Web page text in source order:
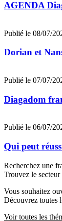
AGENDA
Publié le 08/07/
Dorian et
Publié le 07/07/
Diagadom
Publié le 06/07/
Qui peut
Recherchez une
Trouvez le
Vous souhaitez
Découvrez toutes
Voir toutes les